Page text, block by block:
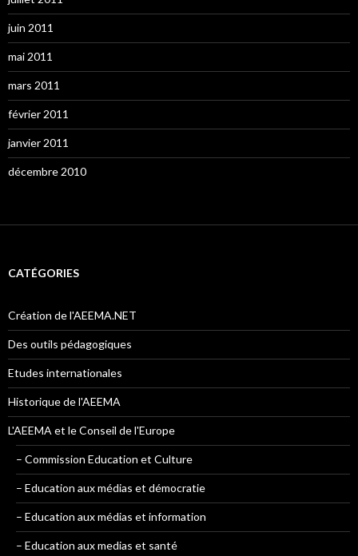
juin 2011
mai 2011
mars 2011
février 2011
janvier 2011
décembre 2010
CATÉGORIES
Création de l'AEEMA.NET
Des outils pédagogiques
Etudes internationales
Historique de l'AEEMA
L'AEEMA et le Conseil de l'Europe
– Commission Education et Culture
– Education aux médias et démocratie
– Education aux médias et information
– Education aux medias et santé